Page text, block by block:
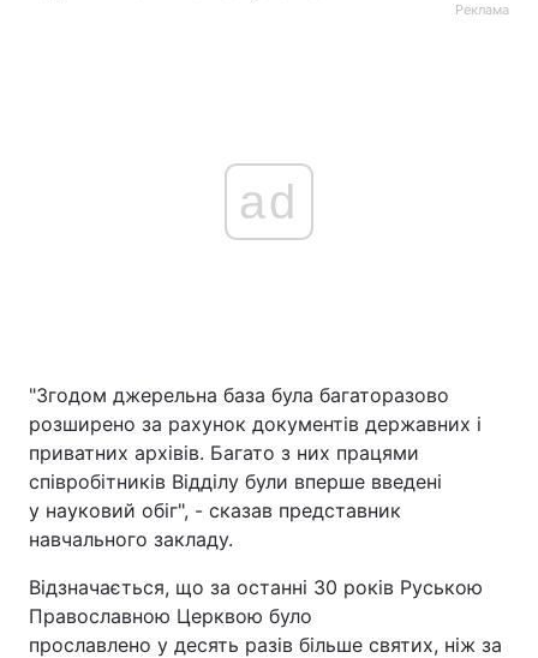
Реклама
ad
"Згодом джерельна база була багаторазово
розширено за рахунок документів державних і
приватних архівів. Багато з них працями
співробітників Відділу були вперше введені
у науковий обіг", - сказав представник
навчального закладу.
Відзначається, що за останні 30 років Руською
Православною Церквою було
прославлено у десять разів більше святих, ніж за